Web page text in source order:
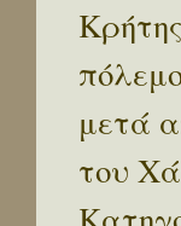
μετά
του